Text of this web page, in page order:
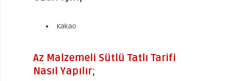
Kakao
Az Malzemeli Sütlü Tatlı Tarifi
Nasıl Yapılır;